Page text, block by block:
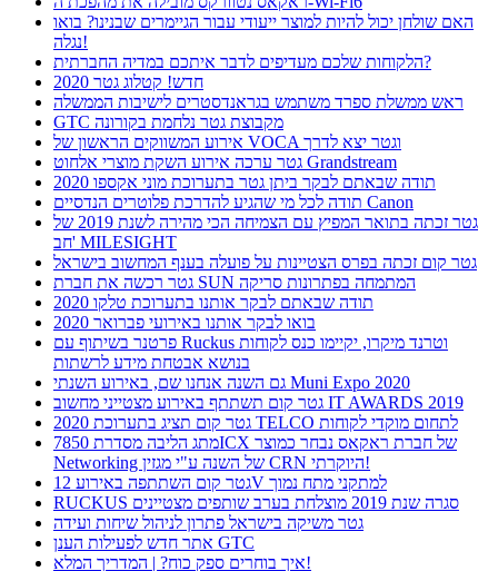
האם שולחן יכול להיות למוצר ייעודי עבור הגיימרים שבנינו? בואו
נגלה!
הלקוחות שלכם מעדיפים לדבר איתכם במדיה החברתית?
חדש! קטלוג גטר 2020
ראש ממשלת ספרד משתמש בגראנדסטרים לישיבות הממשלה
GTC מקבוצת גטר נלחמת בקורונה
אירוע המשווקים הראשון של VOCA וגטר יצא לדרך
גטר ערכה אירוע השקת מוצרי אלחוט Grandstream
תודה שבאתם לבקר ביתן גטר בתערוכת מוני אקספו 2020
תודה לכל מי שהגיע להדרכת פלוטרים הנדסיים Canon
גטר זכתה בתואר המפיץ עם הצמיחה הכי מהירה לשנת 2019 של
חב' MILESIGHT
גטר קום זכתה בפרס הצטיינות על פועלה בענף המחשוב בישראל
גטר רכשה את חברת SUN המתמחה בפתרונות סריקה
תודה שבאתם לבקר אותנו בתערוכת טלקו 2020
בואו לבקר אותנו באירועי פברואר 2020
פרטנר בשיתוף עם Ruckus וטרנד מיקרו, יקיימו כנס לקוחות
בנושא אבטחת מידע לרשתות
גם השנה אנחנו שם, באירוע השנתי Muni Expo 2020
גטר קום תשתתף באירוע מצטייני מחשוב IT AWARDS 2019
גטר קום תציג בתערוכת 2020 TELCO לתחום מוקדי לקוחות
מתג הליבה מסדרת 7850ICX של חברת ראקאס נבחר כמוצר
Networking של השנה ע"י מגזין CRN היוקרתי!
גטר קום השתתפה באירוע 12V למתקני מתח נמוך
RUCKUS סגרה שנת 2019 מוצלחת בערב שותפים מצטיינים
גטר משיקה בישראל פתרון לניהול שיחות ועידה
אתר חדש לפעילות הענן GTC
איך בוחרים ספק כוח? | המדריך המלא!